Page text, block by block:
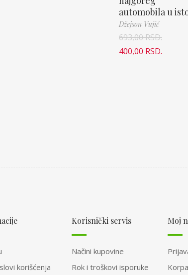
automobila u
Džejson Vujić
693,00RSD.
400,00 RSD.
korišćenja
Korisnički servis
Načini kupovine
Rok i troškovi isporuke
Moj
Korpa